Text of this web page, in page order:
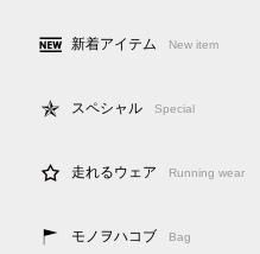
新着アイテム New item
スペシャル Special
走れるウェア Running wear
モノヲハコブ Bag